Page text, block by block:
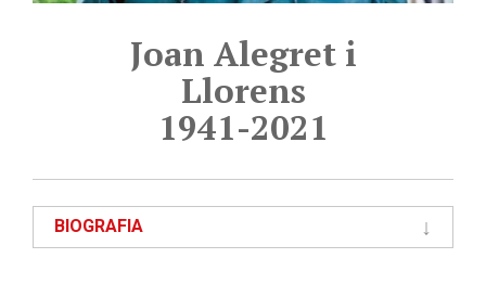
Joan Alegret i
Llorens
1941-2021
BIOGRAFIA